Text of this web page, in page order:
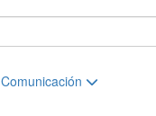
Comunicación